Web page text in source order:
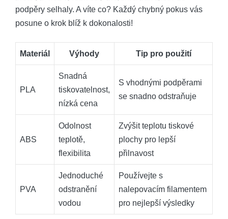
podpěry selhaly. A víte co? Každý chybný pokus vás
posune o krok blíž k dokonalosti!
Materiál Výhody Tip pro použití
PLA
Snadná
tiskovatelnost,
nízká cena
S vhodnými podpěrami
se snadno odstraňuje
ABS
Odolnost
teplotě,
flexibilita
Zvýšit teplotu tiskové
plochy pro lepší
přilnavost
PVA
Jednoduché
odstranění
vodou
Používejte s
nalepovacím filamentem
pro nejlepší výsledky